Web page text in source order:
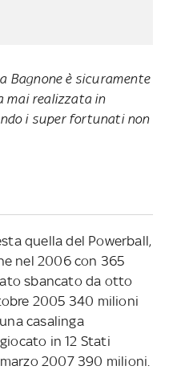
Bagnone è sicuramente
mai realizzata in
i super fortunati non
quella del Powerball,
nel 2006 con 365
sbancato da otto
2005 340 milioni
casalinga
in 12 Stati
2007 390 milioni.